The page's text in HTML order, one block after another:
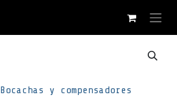
Bocachas y compensadores